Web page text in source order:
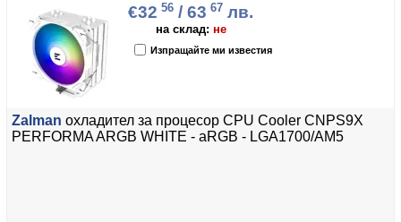
€32 56 / 63 67 лв.
на склад: не
Изпращайте ми известия
Zalman охладител за процесор CPU Cooler CNPS9X
PERFORMA ARGB WHITE - aRGB - LGA1700/AM5